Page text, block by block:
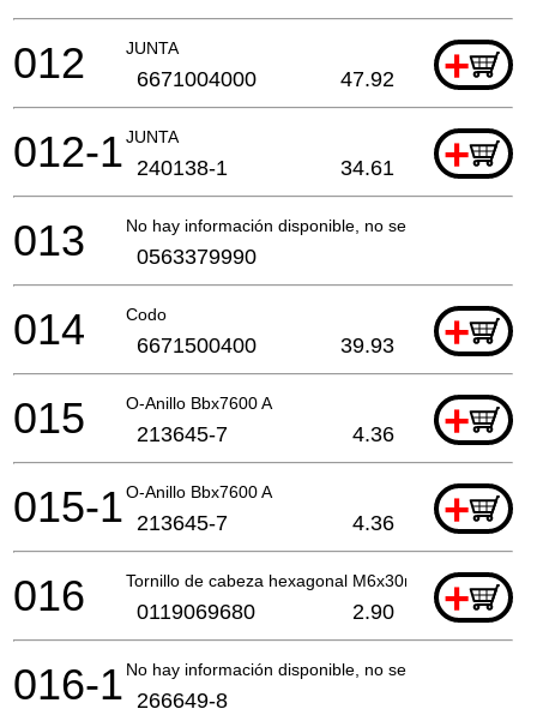
JUNTA +
012 6671004000 47.92
JUNTA +
012-1 240138-1 34.61
No hay información disponible, no se puede pedir
013 0563379990
Codo +
014 6671500400 39.93
O-Anillo Bbx7600 A +
015 213645-7 4.36
O-Anillo Bbx7600 A +
015-1 213645-7 4.36
Tornillo de cabeza hexagonal M6x30mm Bbx7600 P
+
016 0119069680 2.90
No hay información disponible, no se puede pedir
016-1 266649-8